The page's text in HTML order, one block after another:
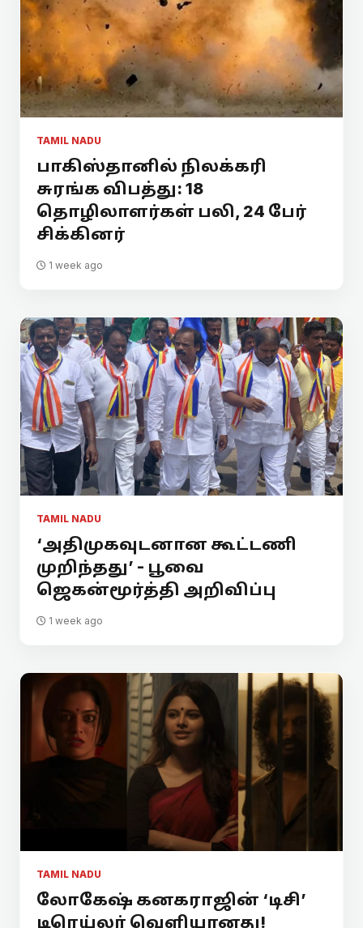
TAMIL NADU
பாகிஸ்தானில் நிலக்கரி
சுரங்க விபத்து: 18
தொழிலாளர்கள் பலி, 24 பேர்
சிக்கினர்
1 week ago
TAMIL NADU
‘அதிமுகவுடனான கூட்டணி
முறிந்தது’ - பூவை
ஜெகன்மூர்த்தி அறிவிப்பு
1 week ago
TAMIL NADU
லோகேஷ் கனகராஜின் ‘டிசி’
டிரெய்லர் வெளியானது!